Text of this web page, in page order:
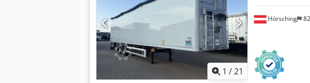
1 /21
Hörsching